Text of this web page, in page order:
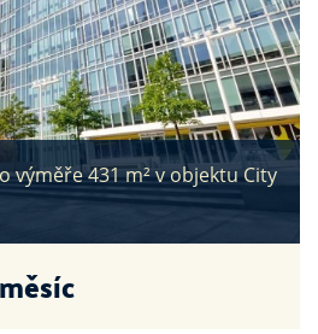
výměře 431 m² v objektu City